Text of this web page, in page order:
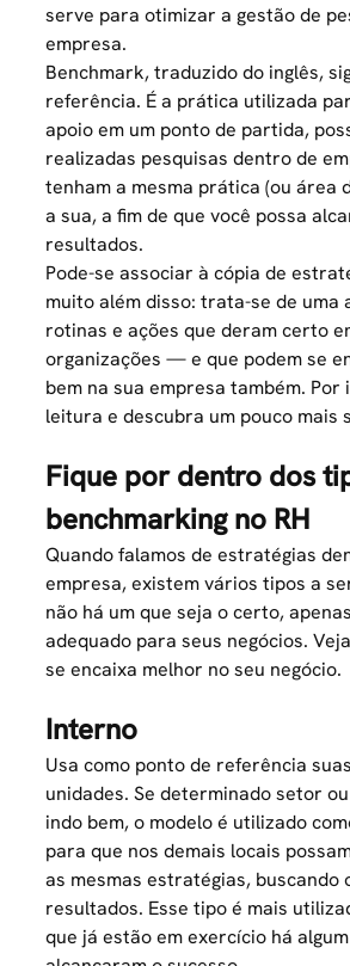
serve paraotimizar a gestão de
empresa.
Benchmark, traduzido do inglês,
referência. É a prática utilizada
apoio em um ponto de partida,
realizadas pesquisas dentro de
tenham a mesma prática (ou área
a sua, a fim de que você possa
resultados.
Pode-se associar à cópia de
muito além disso: trata-se de uma
rotinas e ações que deram certo
organizações — e que podem se
bem na sua empresa também. Por
leitura e descubra um pouco mais
Fique por dentro dos
benchmarking no RH
Quando falamos de estratégias
empresa, existem vários tipos a
não há um que seja o certo,
adequado para seus negócios.
se encaixa melhor no seu negócio.
Interno
Usa como ponto de referência
unidades. Se determinado setor
indo bem, o modelo é utilizado
para que nos demais locais
as mesmas estratégias, buscando
resultados. Esse tipo é mais
que já estão em exercício há